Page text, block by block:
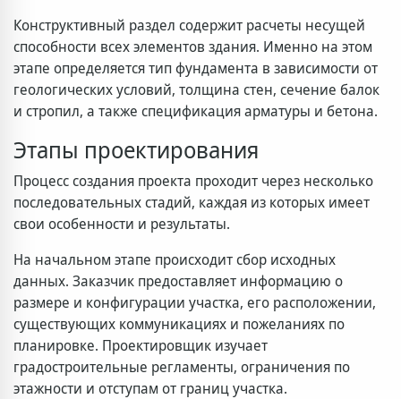
Конструктивный раздел содержит расчеты несущей
способности всех элементов здания. Именно на этом
этапе определяется тип фундамента в зависимости от
геологических условий, толщина стен, сечение балок
и стропил, а также спецификация арматуры и бетона.
Этапы проектирования
Процесс создания проекта проходит через несколько
последовательных стадий, каждая из которых имеет
свои особенности и результаты.
На начальном этапе происходит сбор исходных
данных. Заказчик предоставляет информацию о
размере и конфигурации участка, его расположении,
существующих коммуникациях и пожеланиях по
планировке. Проектировщик изучает
градостроительные регламенты, ограничения по
этажности и отступам от границ участка.